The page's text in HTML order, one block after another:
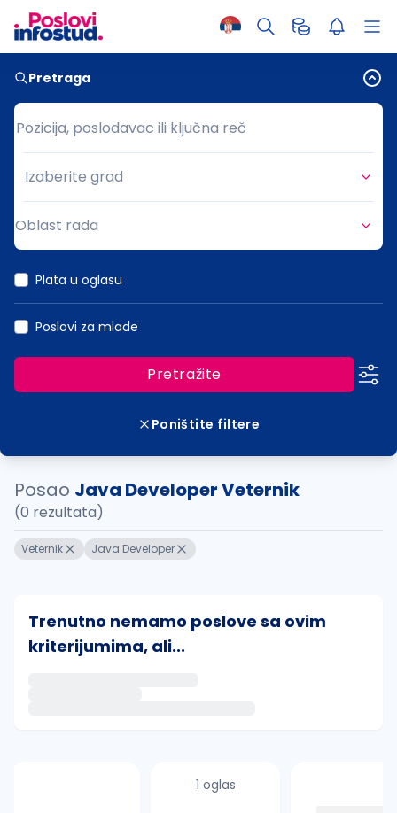
Pretraga
Pozicija, poslodavac ili ključna reč
Pozicija, poslodavac ili ključna reč
Grad
Izaberite grad
Oblast rada
Plata u oglasu
Poslovi za mlade
Pretražite
Poništite filtere
Posao Java Developer Veternik
(0 rezultata)
Veternik Java Developer
Trenutno nemamo poslove sa ovim
kriterijumima, ali...
1 oglas